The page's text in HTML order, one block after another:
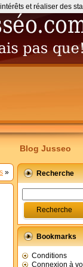
Blog Jusseo
» Recherche
Bookmarks
Conditions
Connexion à
et réaliser des